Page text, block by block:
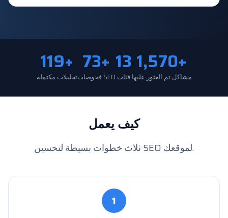
119+
تحليلات مكتملة
73+
فحوصات SEO
13
فئات
1,570+
مشاكل تم العثور عليها
كيف يعمل
ثلاث خطوات بسيطة لتحسين SEO لموقعك.
1